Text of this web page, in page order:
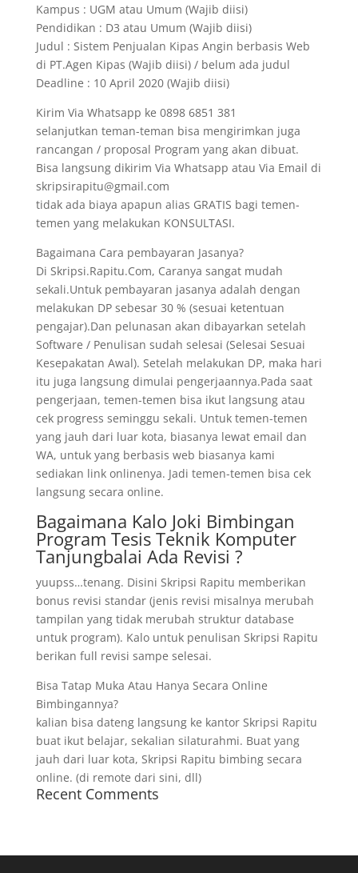
Kampus : UGM atau Umum (Wajib diisi)
Pendidikan : D3 atau Umum (Wajib diisi)
Judul : Sistem Penjualan Kipas Angin berbasis Web
di PT.Agen Kipas (Wajib diisi) / belum ada judul
Deadline : 10 April 2020 (Wajib diisi)
Kirim Via Whatsapp ke 0898 6851 381
selanjutkan teman-teman bisa mengirimkan juga
rancangan / proposal Program yang akan dibuat.
Bisa langsung dikirim Via Whatsapp atau Via Email di
skripsirapitu@gmail.com
tidak ada biaya apapun alias GRATIS bagi temen-
temen yang melakukan KONSULTASI.
Bagaimana Cara pembayaran Jasanya?
Di Skripsi.Rapitu.Com, Caranya sangat mudah
sekali.Untuk pembayaran jasanya adalah dengan
melakukan DP sebesar 30 % (sesuai ketentuan
pengajar).Dan pelunasan akan dibayarkan setelah
Software / Penulisan sudah selesai (Selesai Sesuai
Kesepakatan Awal). Setelah melakukan DP, maka hari
itu juga langsung dimulai pengerjaannya.Pada saat
pengerjaan, temen-temen bisa ikut langsung atau
cek progress seminggu sekali. Untuk temen-temen
yang jauh dari luar kota, biasanya lewat email dan
WA, untuk yang berbasis web biasanya kami
sediakan link onlinenya. Jadi temen-temen bisa cek
langsung secara online.
Bagaimana Kalo Joki Bimbingan
Program Tesis Teknik Komputer
Tanjungbalai Ada Revisi ?
yuupss…tenang. Disini Skripsi Rapitu memberikan
bonus revisi standar (jenis revisi misalnya merubah
tampilan yang tidak merubah struktur database
untuk program). Kalo untuk penulisan Skripsi Rapitu
berikan full revisi sampe selesai.
Bisa Tatap Muka Atau Hanya Secara Online
Bimbingannya?
kalian bisa dateng langsung ke kantor Skripsi Rapitu
buat ikut belajar, sekalian silaturahmi. Buat yang
jauh dari luar kota, Skripsi Rapitu bimbing secara
online. (di remote dari sini, dll)
Recent Comments